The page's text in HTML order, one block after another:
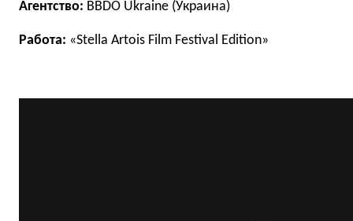
Агентство: BBDO Ukraine (Украина)
Работа: «Stella Artois Film Festival Edition»